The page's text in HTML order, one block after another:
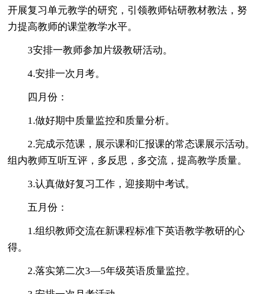
开展复习单元教学的研究，引领教师钻研教材教法，努
力提高教师的课堂教学水平。
3安排一教师参加片级教研活动。
4.安排一次月考。
四月份：
1.做好期中质量监控和质量分析。
2.完成示范课，展示课和汇报课的常态课展示活动。
组内教师互听互评，多反思，多交流，提高教学质量。
3.认真做好复习工作，迎接期中考试。
五月份：
1.组织教师交流在新课程标准下英语教学教研的心
得。
2.落实第二次3—5年级英语质量监控。